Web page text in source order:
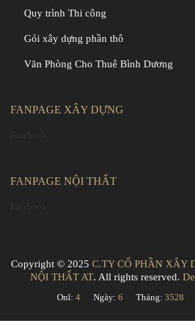
Quy trình Thi công
Gói xây dựng phần thô
Văn Phòng Cho Thuê Bình Dương
FANPAGE XÂY DỰNG
FANPAGE NỘI THẤT
Copyright © 2025 C.TY CỔ PHẦN XÂY
NỘI THẤT AT. All rights reserved.
Onl: 4 Ngày: 6 Tháng: 3528